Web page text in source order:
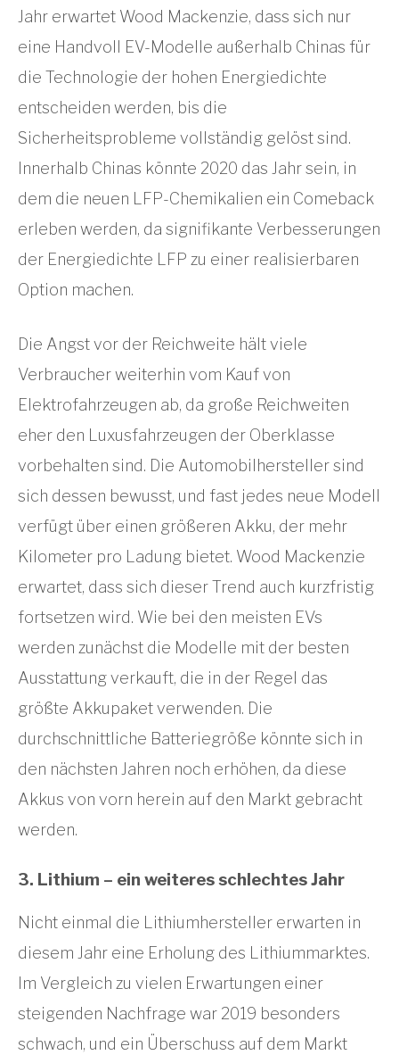
Jahr erwartet Wood Mackenzie, dass sich nur
eine Handvoll EV-Modelle außerhalb Chinas für
die Technologie der hohen Energiedichte
entscheiden werden, bis die
Sicherheitsprobleme vollständig gelöst sind.
Innerhalb Chinas könnte 2020 das Jahr sein, in
dem die neuen LFP-Chemikalien ein Comeback
erleben werden, da signifikante Verbesserungen
der Energiedichte LFP zu einer realisierbaren
Option machen.
Die Angst vor der Reichweite hält viele
Verbraucher weiterhin vom Kauf von
Elektrofahrzeugen ab, da große Reichweiten
eher den Luxusfahrzeugen der Oberklasse
vorbehalten sind. Die Automobilhersteller sind
sich dessen bewusst, und fast jedes neue Modell
verfügt über einen größeren Akku, der mehr
Kilometer pro Ladung bietet. Wood Mackenzie
erwartet, dass sich dieser Trend auch kurzfristig
fortsetzen wird. Wie bei den meisten EVs
werden zunächst die Modelle mit der besten
Ausstattung verkauft, die in der Regel das
größte Akkupaket verwenden. Die
durchschnittliche Batteriegröße könnte sich in
den nächsten Jahren noch erhöhen, da diese
Akkus von vorn herein auf den Markt gebracht
werden.
3. Lithium – ein weiteres schlechtes Jahr
Nicht einmal die Lithiumhersteller erwarten in
diesem Jahr eine Erholung des Lithiummarktes.
Im Vergleich zu vielen Erwartungen einer
steigenden Nachfrage war 2019 besonders
schwach, und ein Überschuss auf dem Markt